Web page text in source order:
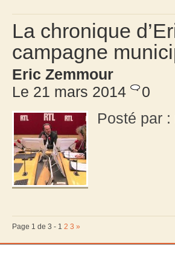
La chronique
campagne
Eric Zemmour
Le 21 mars 2014
0
Posté par
Page 1 de 3 - 1 2 3 »